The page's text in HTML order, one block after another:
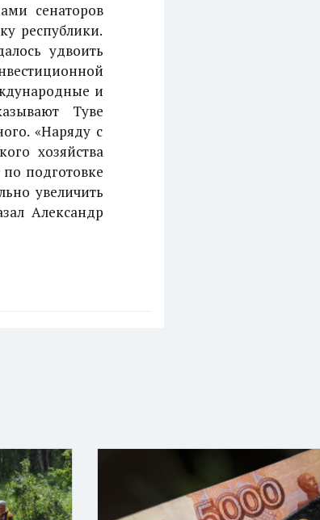
сенаторов
республики.
удвоить
и
Туве
«Наряду с
хозяйства
подготовке
увеличить
Александр